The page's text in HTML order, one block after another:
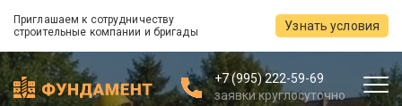
Приглашаем к сотрудничеству
строительные компании и бригады
Узнать условия
+7 (995) 222-59-69
заявки круглосуточно